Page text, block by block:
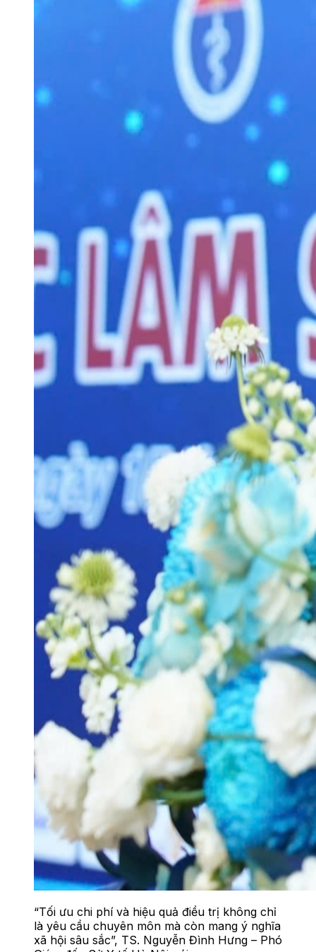
“Tối ưu chi phí và hiệu quả điều trị không chỉ
là yêu cầu chuyên môn mà còn mang ý nghĩa
xã hội sâu sắc”, TS. Nguyễn Đình Hưng – Phó